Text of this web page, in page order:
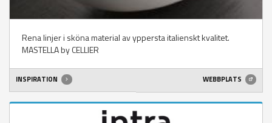
Rena linjer i sköna material av yppersta italienskt kvalitet.
MASTELLA by CELLIER
INSPIRATION WEBBPLATS